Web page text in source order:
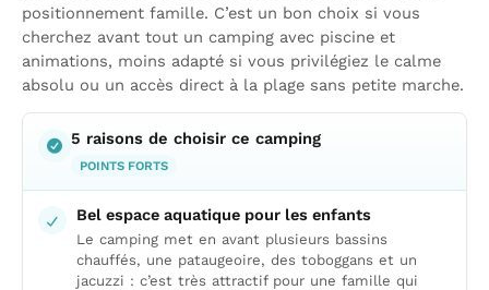
positionnement famille. C’est un bon choix si vous
cherchez avant tout un camping avec piscine et
animations, moins adapté si vous privilégiez le calme
absolu ou un accès direct à la plage sans petite marche.
5 raisons de choisir ce camping
POINTS FORTS
Bel espace aquatique pour les enfants
Le camping met en avant plusieurs bassins
chauffés, une pataugeoire, des toboggans et un
jacuzzi : c’est très attractif pour une famille qui